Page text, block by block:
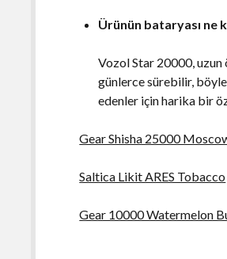
Ürünün bataryası ne
Vozol Star 20000,
günlerce sürebilir,
edenler için harika bir
Gear Shisha 25000
Saltica Likit ARES Tobacco
Gear 10000 Watermelon